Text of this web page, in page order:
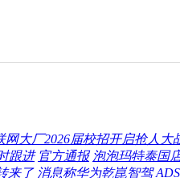
网大厂2026届校招开启抢人大
跟进 官方通报 泡泡玛特泰国
来了 消息称华为乾崑智驾